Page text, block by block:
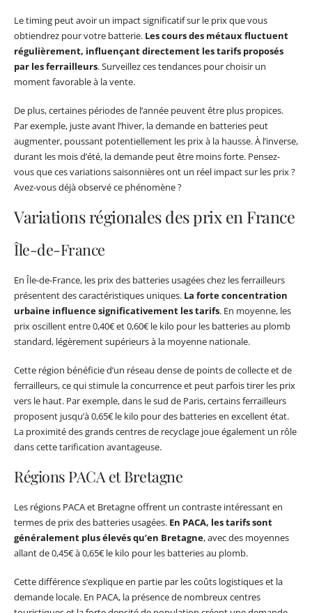
Le timing peut avoir un impact significatif sur le prix que vous
obtiendrez pour votre batterie. Les cours des métaux fluctuent
régulièrement, influençant directement les tarifs proposés
par les ferrailleurs. Surveillez ces tendances pour choisir un
moment favorable à la vente.
De plus, certaines périodes de l’année peuvent être plus propices.
Par exemple, juste avant l’hiver, la demande en batteries peut
augmenter, poussant potentiellement les prix à la hausse. À l’inverse,
durant les mois d’été, la demande peut être moins forte. Pensez-
vous que ces variations saisonnières ont un réel impact sur les prix ?
Avez-vous déjà observé ce phénomène ?
Variations régionales des prix en France
Île-de-France
En Île-de-France, les prix des batteries usagées chez les ferrailleurs
présentent des caractéristiques uniques. La forte concentration
urbaine influence significativement les tarifs. En moyenne, les
prix oscillent entre 0,40€ et 0,60€ le kilo pour les batteries au plomb
standard, légèrement supérieurs à la moyenne nationale.
Cette région bénéficie d’un réseau dense de points de collecte et de
ferrailleurs, ce qui stimule la concurrence et peut parfois tirer les prix
vers le haut. Par exemple, dans le sud de Paris, certains ferrailleurs
proposent jusqu’à 0,65€ le kilo pour des batteries en excellent état.
La proximité des grands centres de recyclage joue également un rôle
dans cette tarification avantageuse.
Régions PACA et Bretagne
Les régions PACA et Bretagne offrent un contraste intéressant en
termes de prix des batteries usagées. En PACA, les tarifs sont
généralement plus élevés qu’en Bretagne, avec des moyennes
allant de 0,45€ à 0,65€ le kilo pour les batteries au plomb.
Cette différence s’explique en partie par les coûts logistiques et la
demande locale. En PACA, la présence de nombreux centres